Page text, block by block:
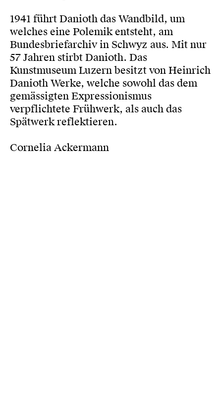
1941 führt Danioth das Wandbild, um
welches eine Polemik entsteht, am
Bundesbriefarchiv in Schwyz aus. Mit nur
57 Jahren stirbt Danioth. Das
Kunstmuseum Luzern besitzt von Heinrich
Danioth Werke, welche sowohl das dem
gemässigten Expressionismus
verpflichtete Frühwerk, als auch das
Spätwerk reflektieren.
Cornelia Ackermann